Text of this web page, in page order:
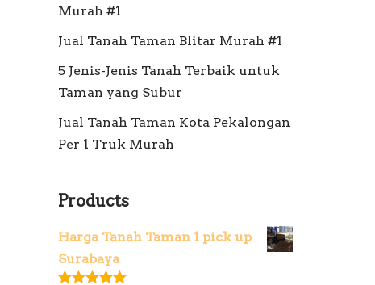
Murah #1
Jual Tanah Taman Blitar Murah #1
5 Jenis-Jenis Tanah Terbaik untuk
Taman yang Subur
Jual Tanah Taman Kota Pekalongan
Per 1 Truk Murah
Products
Harga Tanah Taman 1 pick up
Surabaya